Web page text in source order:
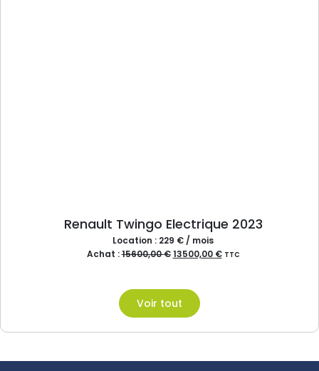
Renault Twingo Electrique 2023
Location : 229 € / mois
Achat :15600,00€ 13500,00 € TTC
Voir tout